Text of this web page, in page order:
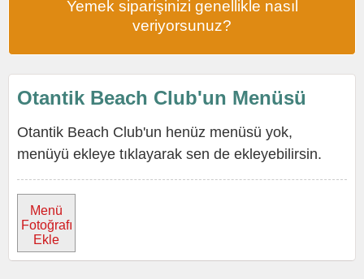
Yemek siparişinizi genellikle nasıl
veriyorsunuz?
Otantik Beach Club'un Menüsü
Otantik Beach Club'un henüz menüsü yok,
menüyü ekleye tıklayarak sen de ekleyebilirsin.
Menü
Fotoğrafı
Ekle